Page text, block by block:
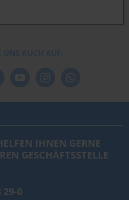
IHNEN GERNE
GESCHÄFTSSTELLE
29-0